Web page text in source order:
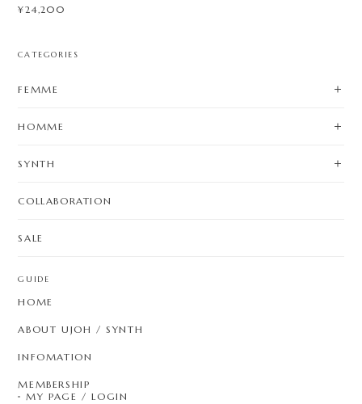
¥24,200
CATEGORIES
FEMME
HOMME
SYNTH
COLLABORATION
SALE
GUIDE
HOME
ABOUT UJOH / SYNTH
INFOMATION
MEMBERSHIP
MY PAGE / LOGIN